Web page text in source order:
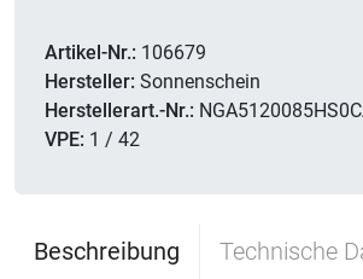
Artikel-Nr.: 106679
Hersteller: Sonnenschein
Herstellerart.-Nr.:
VPE: 1 / 42
Beschreibung Technische